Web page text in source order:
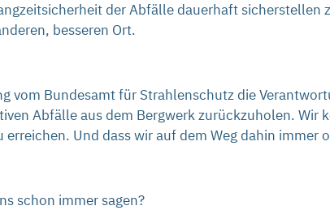
der Abfälle dauerhaft
besseren Ort.
vom Bundesamt für Strahlenschutz die
Abfälle aus dem Bergwerk zurückzuholen. Wir
Und dass wir auf dem Weg dahin
schon immer sagen?